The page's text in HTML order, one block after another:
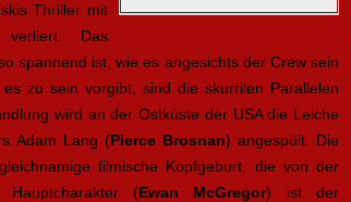
Thriller mit
Das
spannend ist, wie es angesichts der Crew sein
zu sein vorgibt, sind die skurrilen Parallelen
wird an der Ostküste der USA die Leiche
Adam Lang (Pierce Brosnan) angespült. Die
filmische Kopfgeburt, die von der
(Ewan McGregor) ist der